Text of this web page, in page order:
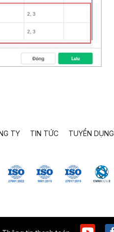
TY TIN TỨC TUYỂN DỤNG